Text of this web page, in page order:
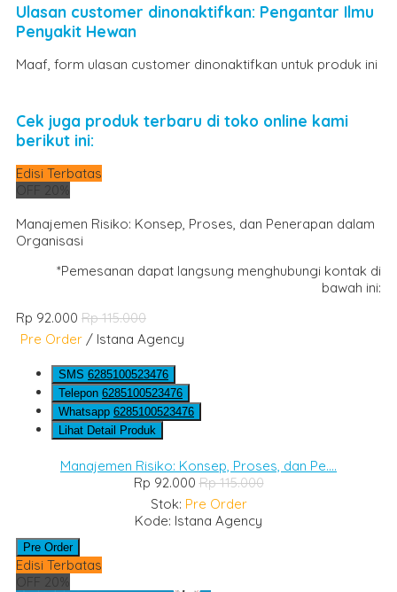
Ulasan customer dinonaktifkan: Pengantar Ilmu
Penyakit Hewan
Maaf, form ulasan customer dinonaktifkan untuk produk ini
Cek juga produk terbaru di toko online kami
berikut ini:
Edisi Terbatas
OFF 20%
Manajemen Risiko: Konsep, Proses, dan Penerapan dalam
Organisasi
*Pemesanan dapat langsung menghubungi kontak di
bawah ini:
Rp 92.000 Rp 115.000
Pre Order / Istana Agency
SMS 6285100523476
Telepon 6285100523476
Whatsapp 6285100523476
Lihat Detail Produk
Manajemen Risiko: Konsep, Proses, dan Pe....
Rp 92.000Rp 115.000
Stok: Pre Order
Kode: Istana Agency
Pre Order
Edisi Terbatas
OFF 20%